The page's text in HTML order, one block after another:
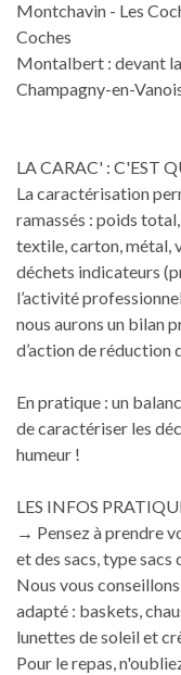
Montchavin - Les
Coches
Montalbert : devant
Champagny-en-
LA CARAC' : C'EST
La caractérisation
ramassés : poids
textile, carton, métal,
déchets indicateurs
l’activité
nous aurons un bilan
d’action de réduction
En pratique : un
de caractériser les
humeur !
LES INFOS
→ Pensez à prendre
et des sacs, type
Nous vous
adapté : baskets,
lunettes de soleil et
Pour le repas,